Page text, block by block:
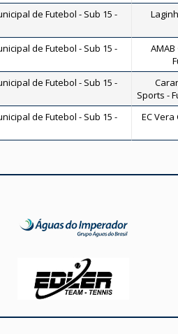
de Futebol - Sub 15 -
de Futebol - Sub 15 -
de Futebol - Sub 15 -
Sports -
de Futebol - Sub 15 -
EC Vera